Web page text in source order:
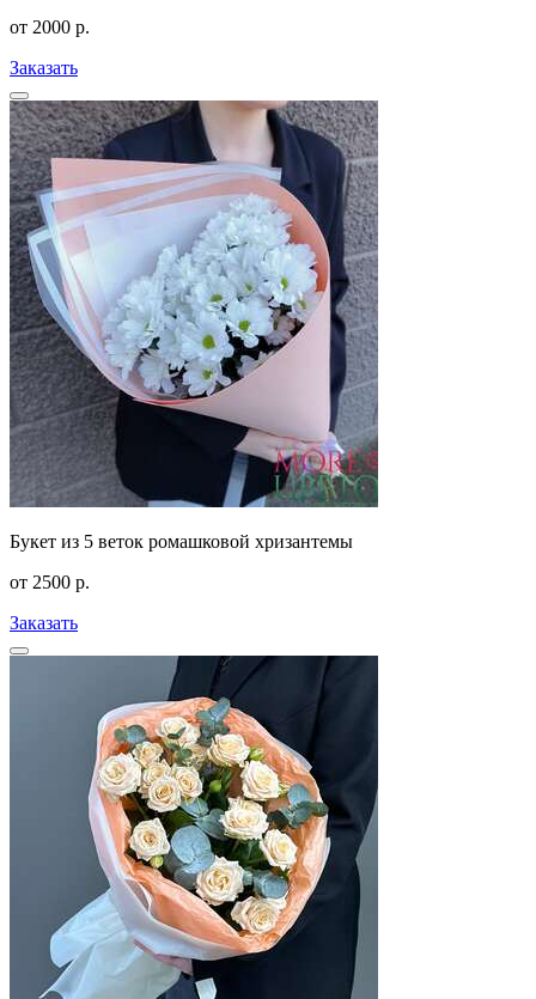
от 2000 р.
Заказать
Букет из 5 веток ромашковой хризантемы
от 2500 р.
Заказать